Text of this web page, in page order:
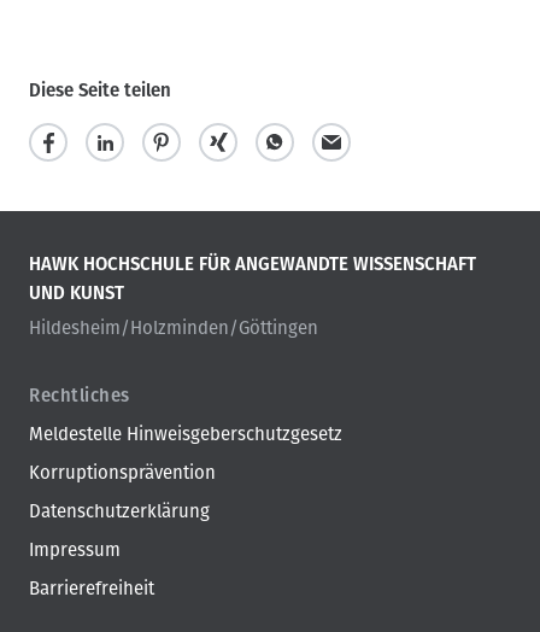
Diese Seite teilen
HAWK HOCHSCHULE FÜR ANGEWANDTE WISSENSCHAFT
UND KUNST
Hildesheim/Holzminden/Göttingen
Rechtliches
Meldestelle Hinweisgeberschutzgesetz
Korruptionsprävention
Datenschutzerklärung
Impressum
Barrierefreiheit